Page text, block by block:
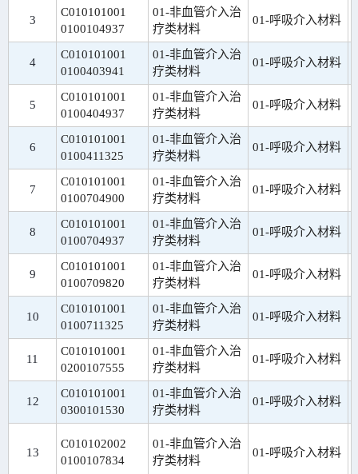
3
C010101001
0100104937
01-非血管介入治
疗类材料
01-呼吸介入材料
4
C010101001
0100403941
01-非血管介入治
疗类材料
01-呼吸介入材料
5
C010101001
0100404937
01-非血管介入治
疗类材料
01-呼吸介入材料
6
C010101001
0100411325
01-非血管介入治
疗类材料
01-呼吸介入材料
7
C010101001
0100704900
01-非血管介入治
疗类材料
01-呼吸介入材料
8
C010101001
0100704937
01-非血管介入治
疗类材料
01-呼吸介入材料
9
C010101001
0100709820
01-非血管介入治
疗类材料
01-呼吸介入材料
10
C010101001
0100711325
01-非血管介入治
疗类材料
01-呼吸介入材料
11
C010101001
0200107555
01-非血管介入治
疗类材料
01-呼吸介入材料
12
C010101001
0300101530
01-非血管介入治
疗类材料
01-呼吸介入材料
13
C010102002
0100107834
01-非血管介入治
疗类材料
01-呼吸介入材料